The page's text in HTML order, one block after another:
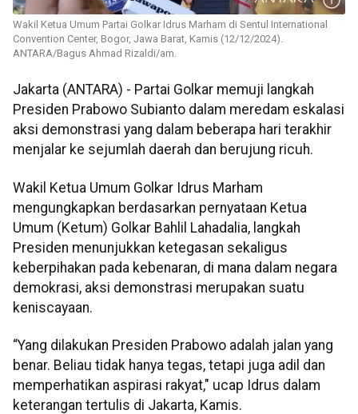
Wakil Ketua Umum Partai Golkar Idrus Marham di Sentul International
Convention Center, Bogor, Jawa Barat, Kamis (12/12/2024).
ANTARA/Bagus Ahmad Rizaldi/am.
Jakarta (ANTARA) - Partai Golkar memuji langkah
Presiden Prabowo Subianto dalam meredam eskalasi
aksi demonstrasi yang dalam beberapa hari terakhir
menjalar ke sejumlah daerah dan berujung ricuh.
Wakil Ketua Umum Golkar Idrus Marham
mengungkapkan berdasarkan pernyataan Ketua
Umum (Ketum) Golkar Bahlil Lahadalia, langkah
Presiden menunjukkan ketegasan sekaligus
keberpihakan pada kebenaran, di mana dalam negara
demokrasi, aksi demonstrasi merupakan suatu
keniscayaan.
“Yang dilakukan Presiden Prabowo adalah jalan yang
benar. Beliau tidak hanya tegas, tetapi juga adil dan
memperhatikan aspirasi rakyat," ucap Idrus dalam
keterangan tertulis di Jakarta, Kamis.